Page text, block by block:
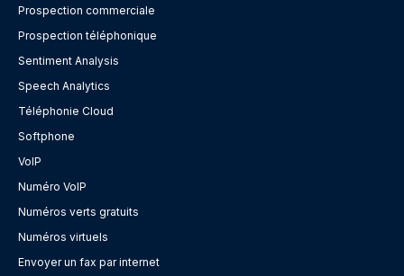
Prospection commerciale
Prospection téléphonique
Sentiment Analysis
Speech Analytics
Téléphonie Cloud
Softphone
VoIP
Numéro VoIP
Numéros verts gratuits
Numéros virtuels
Envoyer un fax par internet